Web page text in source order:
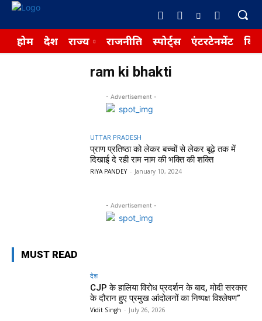
होम देश राज्य राजनीति स्पोर्ट्स एंटरटेनमेंट
ram ki bhakti
- Advertisement -
UTTAR PRADESH
प्राण प्रतिष्ठा को लेकर बच्चों से लेकर बूढ़े तक में
दिखाई दे रही राम नाम की भक्ति की शक्ति
RIYA PANDEY - January 10, 2024
- Advertisement -
MUST READ
देश
CJP के हालिया विरोध प्रदर्शन के बाद, मोदी सरकार
के दौरान हुए प्रमुख आंदोलनों का निष्पक्ष विश्लेषण”
Vidit Singh - July 26, 2026